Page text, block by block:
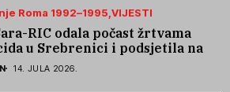
Roma 1992–1995 VIJESTI
RIC odala počast žrtvama
u Srebrenici i podsjetila na
Roma iz Skočića
14. JULA 2026.